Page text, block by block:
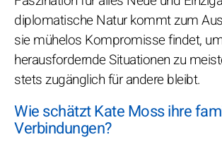
diplomatische Natur kommt zum
sie mühelos Kompromisse findet,
herausfordernde Situationen zu
stets zugänglich für andere bleibt.
Wie schätzt Kate Moss ihre
Verbindungen?